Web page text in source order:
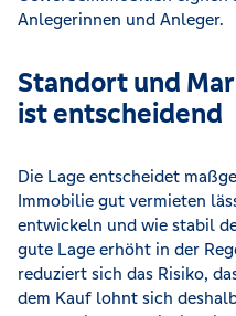
Anlegerinnen und Anleger.
Standort und
ist entscheidend
Die Lage entscheidet
Immobilie gut vermieten
entwickeln und wie stabil
gute Lage erhöht in der
reduziert sich das Risiko,
dem Kauf lohnt sich